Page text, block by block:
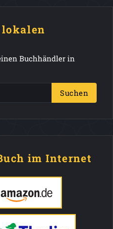
Buchhändler in
Suchen
im Internet